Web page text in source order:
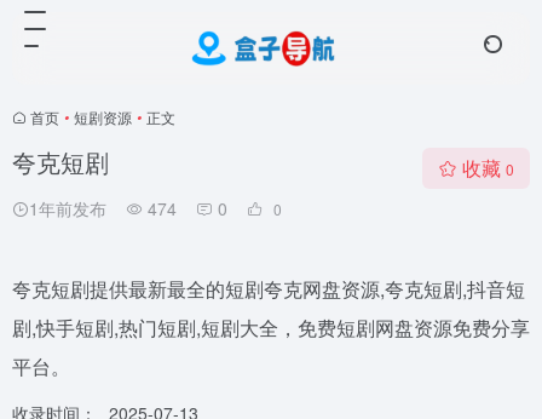
首页 • 短剧资源 • 正文
夸克短剧
1年前发布 474 0 0
收藏 0
夸克短剧提供最新最全的短剧夸克网盘资源,夸克短剧,抖音短
剧,快手短剧,热门短剧,短剧大全，免费短剧网盘资源免费分享
平台。
收录时间：
2025-07-13